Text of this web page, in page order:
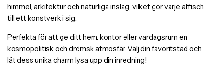
himmel, arkitektur och naturliga inslag, vilket gör varje affisch
till ett konstverk i sig.
Perfekta för att ge ditt hem, kontor eller vardagsrum en
kosmopolitisk och drömsk atmosfär. Välj din favoritstad och
låt dess unika charm lysa upp din inredning!